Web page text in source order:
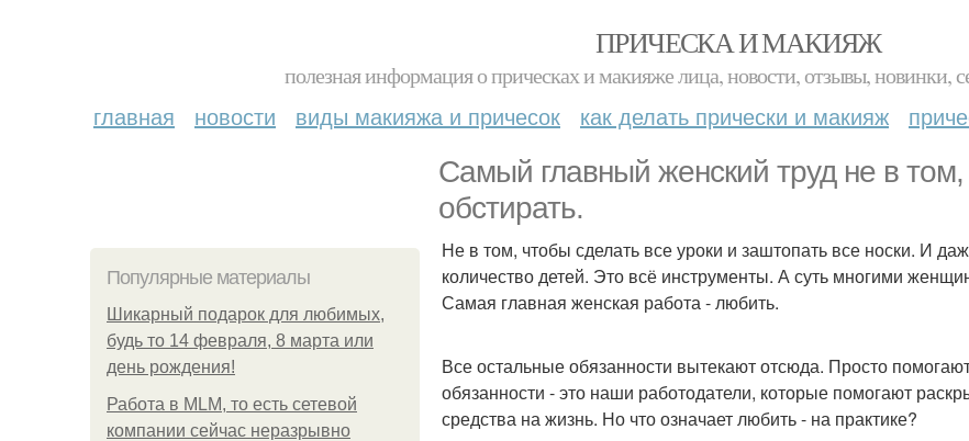
ПРИЧЕСКА И МАКИЯЖ
полезная информация о прическах и макияже лица, новости, отзывы, новинки,
главная новости виды макияжа и причесок как делать прически и макияж
Самый главный женский труд не в
обстирать.
Популярные материалы
Шикарный подарок для любимых,
будь то 14 февраля, 8 марта или
день рождения!
Работа в MLM, то есть сетевой
компании сейчас неразрывно
Не в том, чтобы сделать все уроки и заштопать все носки. И
количество детей. Это всё инструменты. А суть многими
Самая главная женская работа - любить.
Все остальные обязанности вытекают отсюда. Просто
обязанности - это наши работодатели, которые помогают
средства на жизнь. Но что означает любить - на практике?